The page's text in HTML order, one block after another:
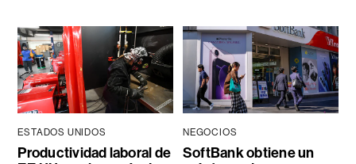
ESTADOS UNIDOS
Productividad laboral de
NEGOCIOS
SoftBank obtiene un